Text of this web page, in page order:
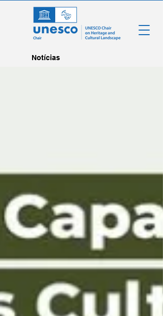
Notícias